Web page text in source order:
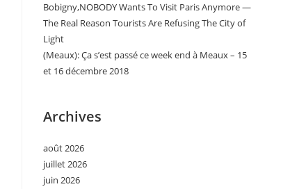
Bobigny,NOBODY Wants To Visit Paris Anymore —
The Real Reason Tourists Are Refusing The City of
Light
(Meaux): Ça s’est passé ce week end à Meaux – 15
et 16 décembre 2018
Archives
août 2026
juillet 2026
juin 2026